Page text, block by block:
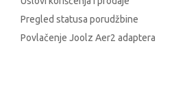
Pregled statusa porudžbine
Povlačenje Joolz Aer2 adaptera